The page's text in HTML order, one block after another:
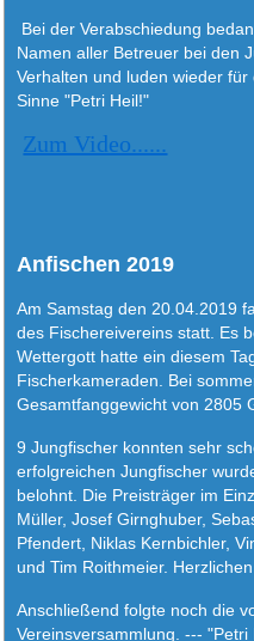
Bei der Verabschiedung
Namen aller Betreuer bei den
Verhalten und luden wieder
Sinne "Petri Heil!"
Zum Video......
Anfischen 2019
Am Samstag den 20.04.2019
des Fischereivereins statt. Es
Wettergott hatte ein diesem
Fischerkameraden. Bei
Gesamtfanggewicht von 2805
9 Jungfischer konnten sehr
erfolgreichen Jungfischer
belohnt. Die Preisträger im
Müller, Josef Girnghuber,
Pfendert, Niklas Kernbichler,
und Tim Roithmeier.
Anschließend folgte noch die
Vereinsversammlung. --- "Petri